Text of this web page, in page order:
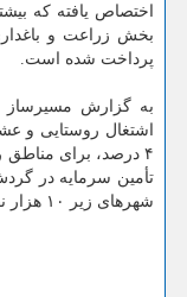
اختصاص یافته که
پرداخت شده است.
به گزارش مسیرساز
اشتغال روستایی و
تأمین سرمایه در
شهرهای زیر ۱۰ هزار نفر جمعیت، معادل ۱۰ درصد است.